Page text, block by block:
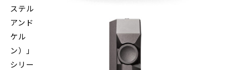
ステル
アンド
ケル
ン）」
シリー